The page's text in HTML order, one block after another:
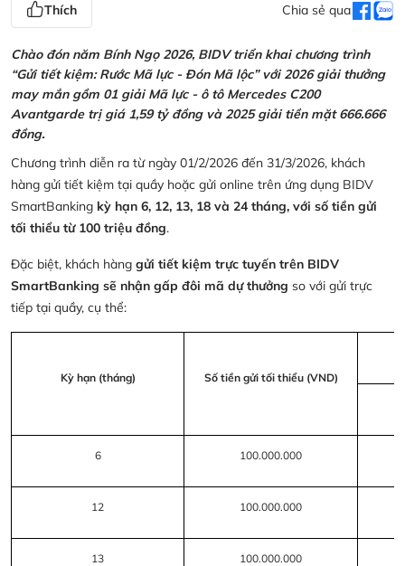
Thích Chia sẻ qua
Chào đón năm Bính Ngọ 2026, BIDV triển khai chương trình
“Gửi tiết kiệm: Rước Mã lực - Đón Mã lộc” với 2026 giải thưởng
may mắn gồm 01 giải Mã lực - ô tô Mercedes C200
Avantgarde trị giá 1,59 tỷ đồng và 2025 giải tiền mặt 666.666
đồng.
Chương trình diễn ra từ ngày 01/2/2026 đến 31/3/2026, khách
hàng gửi tiết kiệm tại quầy hoặc gửi online trên ứng dụng BIDV
SmartBanking kỳ hạn 6, 12, 13, 18 và 24 tháng, với số tiền gửi
tối thiểu từ 100 triệu đồng.
Đặc biệt, khách hàng gửi tiết kiệm trực tuyến trên BIDV
SmartBanking sẽ nhận gấp đôi mã dự thưởng so với gửi trực
tiếp tại quầy, cụ thể:
Kỳ hạn (tháng) Số tiền gửi tối thiểu (VND)
6 100.000.000
12 100.000.000
13 100.000.000